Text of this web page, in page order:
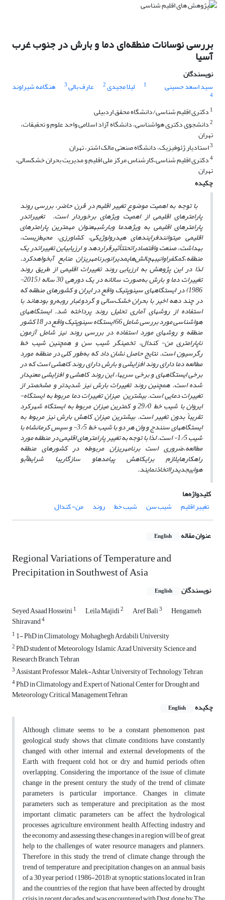
بررسی نوسانات منطقه‌ای دما و بارش در جنوب غرب
آسیا
نویسندگان
سید اسعد حسینی
1 لیلا مجیدی2 عارف بالی3 هنگامه شیراوند
4
1 دکتری اقلیم شناسی/دانشگاه محقق اردبیلی
2دانشجوی دکتری هواشناسی، دانشگاه آزاد اسلامی واحد علوم و تحقیقات،
تهران
3استادیار ژئوفیزیک، دانشگاه صنعتی مالک اشتر، تهران
4دکتری اقلیم شناسی،کارشناس مرکز ملی اقلیم و مدیریت بحران خشکسالی،
تهران
چکیده
با توجه به اهمیت موضوع تغییر اقلیم در قرن حاضر، بررسی روند
پارامترهای اقلیمی از اهمیت ویژه­ای برخوردار است.تغییراتدر
پارامترهای اقلیمی به ویژهدما وبارشبهعنوان مهم­ترین پارامترهای
اقلیمی می­توانندفرایندهای هیدرولوژیکی، کشاورزی، محیط‌زیست،
بهداشت، صنعت واقتصادراتحتتأثیرقراردهد و ارزیابیاین تغییراتدر یک
منطقه،کمکفراوانیبهچالش‌هایمدیرانوبرنامه­ریزان منابع آبخواهدکرد.
لذا در این پژوهش به ارزیابی روند تغییرات اقلیمی از طریق روند
تغییرات دما و بارش به‌صورت سالانه در یک دوره­ی 30 ساله (2015-
1986) در ایستگاه­های سینوپتیک واقع در ایران و کشورهای منطقه که
در چند دهه اخیر با بحران خشک‌سالی و گردوغبار روبه‌رو بوده­اند با
استفاده از روش­های آماری تحلیل روند پرداخته شد. ایستگاه­های
هواشناسی مورد بررسی شامل 66 ایستگاه سینوپتیک واقع در 18 کشور
منطقه و روش­های مورد استفاده در بررسی روند نیز شامل آزمون
ناپارامتری من- کندال، تخمین­گر شیب سن و همچنین شیب خط
رگرسیون است. نتایج حاصل نشان داد که به‌طور کلی در منطقه مورد
مطالعه دما دارای روند افزایشی و بارش دارای روند کاهشی است که در
برخی ایستگاه­های و برخی سری­ها، این روند کاهشی و افزایشی معنی­دار
شده است. همچنین روند تغییرات بارش نیز شدیدتر و مشخص­تر از
تغییرات دمایی است. بیشترین میزان تغییرات دما مربوط به ایستگاه­
ایروان با شیب خط 29/0 و کمترین میزان مربوط به ایستگاه شهرکرد
تقریباً بدون تغییر است. بیشترین میزان کاهش بارش نیز مربوط به
ایستگاه­های سنندج و وان هر دو با شیب خط 3/5- و سپس کرمانشاه با
شیب 1/5- است. لذا با توجه به تغییر پارامترهای اقلیمی در منطقه مورد
مطالعه،ضروری است برنامه­ریزان مربوطه در کشورهای منطقه
راهکارهایلازم برایکاهش پیامدهاو سازگاریبا شرایطآبو
هواییجدیدرااتخاذنمایند.
کلیدواژه‌ها
تغییر اقلیم
شیب سن شیب خط روند من- کندال
عنوان مقاله English
Regional Variations of Temperature and
Precipitation in Southwest of Asia
نویسندگان English
Seyed Asaad Hosseini1 Leila Majidi2 Aref Bali3 Hengameh
Shiravand4
1 1- PhD in Climatology, Mohaghegh Ardabili University
2PhD student of Meteorology, Islamic Azad University, Science and
Research Branch, Tehran
3Assistant Professor, Malek-Ashtar University of Technology, Tehran
4PhD in Climatology and Expert of National Center for Drought and
Meteorology Critical Management,Tehran
چکیده
English
Although climate seems to be a constant phenomenon, past
geological study shows that climate conditions have constantly
changed with other internal and external developments of the
Earth, with frequent cold, hot, or dry and humid periods often
overlapping. Considering the importance of the issue of climate
change in the present century, the study of the trend of climate
parameters is particular importance. Changes in climate
parameters such as temperature and precipitation as the most
important climatic parameters can be affect the hydrological
processes, agriculture, environment, health, Affecting industry and
the economy, and assessing these changes in a region will be of great
help to the challenges of water resource managers and planners.
Therefore, in this study, the trend of climate change through the
trend of temperature and precipitation changes on an annual basis
of a 30 year period (1986-2018) at synoptic stations located in Iran
and the countries of the region that have been affected by drought